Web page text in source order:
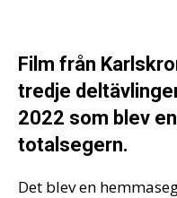
Film från
tredje
2022 som blev
totalsegern.
Det blev en